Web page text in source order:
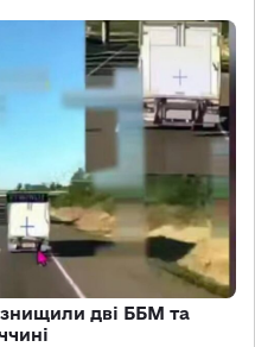
дві ББМ та